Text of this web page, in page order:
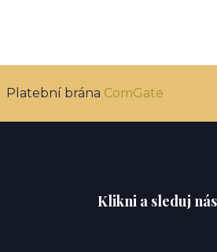
Platební brána ComGate
Klikni a sleduj nás